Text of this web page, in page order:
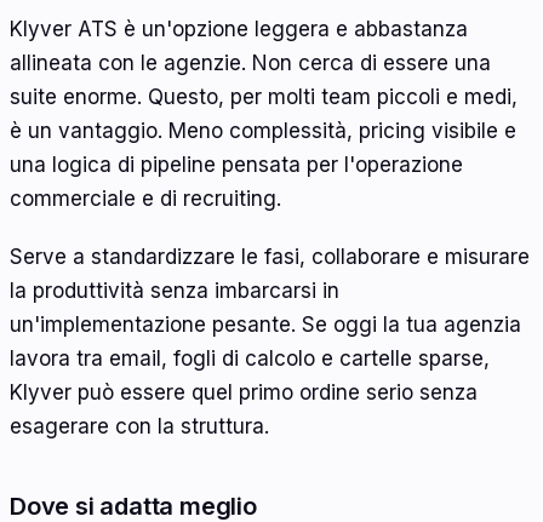
Klyver ATS è un'opzione leggera e abbastanza
allineata con le agenzie. Non cerca di essere una
suite enorme. Questo, per molti team piccoli e medi,
è un vantaggio. Meno complessità, pricing visibile e
una logica di pipeline pensata per l'operazione
commerciale e di recruiting.
Serve a standardizzare le fasi, collaborare e misurare
la produttività senza imbarcarsi in
un'implementazione pesante. Se oggi la tua agenzia
lavora tra email, fogli di calcolo e cartelle sparse,
Klyver può essere quel primo ordine serio senza
esagerare con la struttura.
Dove si adatta meglio